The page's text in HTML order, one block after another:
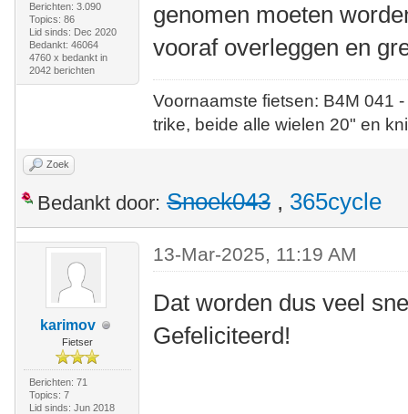
Berichten: 3.090
Topics: 86
Lid sinds: Dec 2020
Bedankt: 46064
4760 x bedankt in
2042 berichten
genomen moeten
vooraf overleggen en
Voornaamste fietsen: B4M
trike, beide alle wielen 20" en
Zoek
Bedankt door: Snoek043 , 365cycle
karimov
Fietser
Berichten: 71
Topics: 7
Lid sinds: Jun 2018
13-Mar-2025, 11:19 AM
Dat worden dus veel
Gefeliciteerd!